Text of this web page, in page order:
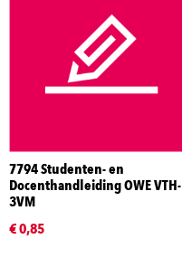
7794 Studenten- en
Docenthandleiding OWE VTH-
3VM
€ 0,85